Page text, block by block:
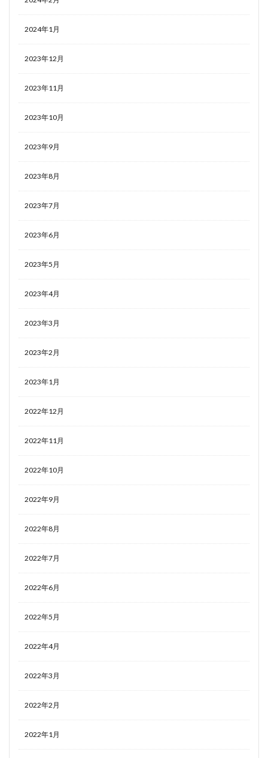
2024年1月
2023年12月
2023年11月
2023年10月
2023年9月
2023年8月
2023年7月
2023年6月
2023年5月
2023年4月
2023年3月
2023年2月
2023年1月
2022年12月
2022年11月
2022年10月
2022年9月
2022年8月
2022年7月
2022年6月
2022年5月
2022年4月
2022年3月
2022年2月
2022年1月